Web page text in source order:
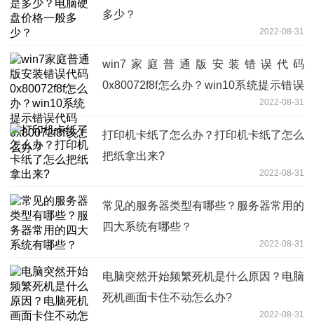
多少？
2022-08-31
win7家庭普通版安装错误代码
0x80072f8f怎么办？win10系统提示错误
2022-08-31
打印机卡纸了怎么办？打印机卡纸了怎么
把纸拿出来?
2022-08-31
常见的服务器类型有哪些？服务器常用的
四大系统有哪些？
2022-08-31
电脑突然开始频繁死机是什么原因？电脑
死机画面卡住不动怎么办?
2022-08-31